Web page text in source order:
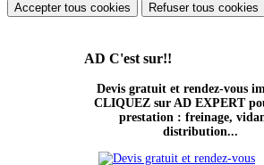
Accepter tous cookies Refuser tous cookies
AD C'est sur!!
Devis gratuit et rendez-vous
CLIQUEZ sur AD EXPERT
prestation : freinage,
distribution...